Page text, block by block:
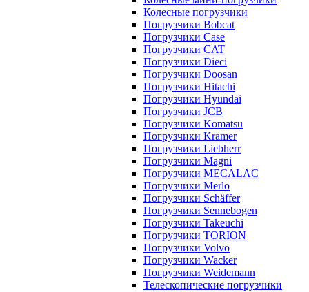
Колесные погрузчики
Погрузчики Bobcat
Погрузчики Case
Погрузчики CAT
Погрузчики Dieci
Погрузчики Doosan
Погрузчики Hitachi
Погрузчики Hyundai
Погрузчики JCB
Погрузчики Komatsu
Погрузчики Kramer
Погрузчики Liebherr
Погрузчики Magni
Погрузчики MECALAC
Погрузчики Merlo
Погрузчики Schäffer
Погрузчики Sennebogen
Погрузчики Takeuchi
Погрузчики TORION
Погрузчики Volvo
Погрузчики Wacker
Погрузчики Weidemann
Телескопические погрузчики